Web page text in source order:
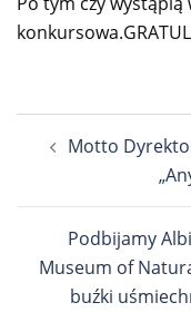
wpisuMotto
Podbijamy
Museum of
buźki